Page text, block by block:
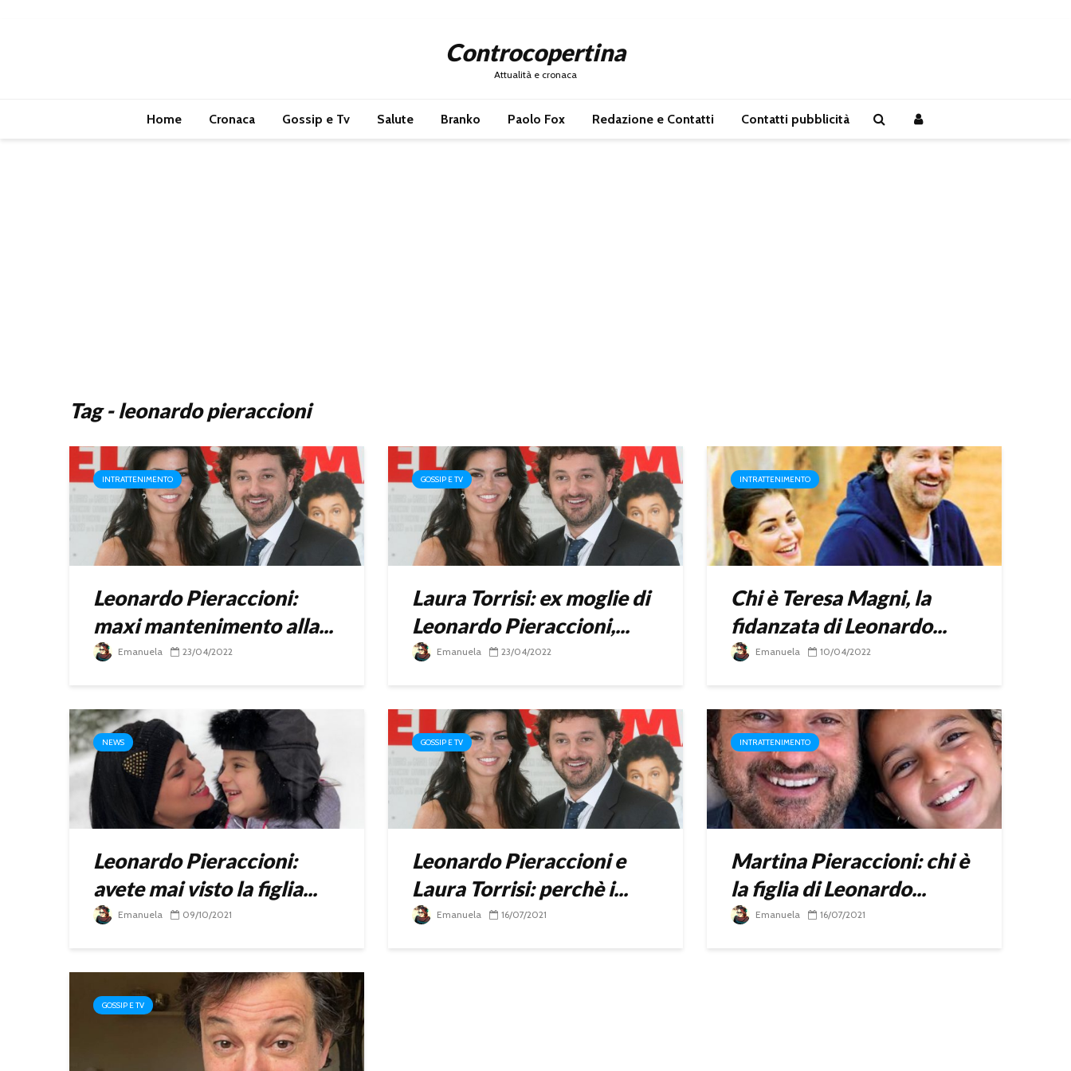
Controcopertina
Attualità e cronaca
Home Cronaca Gossip e Tv Salute Branko Paolo Fox Redazione e Contatti Contatti pubblicità
Tag - leonardo pieraccioni
INTRATTENIMENTO
Leonardo Pieraccioni:
maxi mantenimento alla...
Emanuela 23/04/2022
GOSSIP E TV
Laura Torrisi: ex moglie di
Leonardo Pieraccioni,...
Emanuela 23/04/2022
INTRATTENIMENTO
Chi è Teresa Magni, la
fidanzata di Leonardo...
Emanuela 10/04/2022
NEWS
Leonardo Pieraccioni:
avete mai visto la figlia...
Emanuela 09/10/2021
GOSSIP E TV
Leonardo Pieraccioni e
Laura Torrisi: perchè i...
Emanuela 16/07/2021
INTRATTENIMENTO
Martina Pieraccioni: chi è
la figlia di Leonardo...
Emanuela 16/07/2021
GOSSIP E TV